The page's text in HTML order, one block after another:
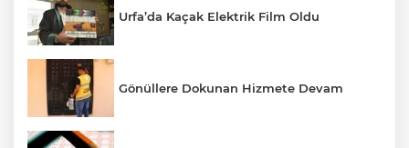
Urfa’da Kaçak Elektrik Film Oldu
Gönüllere Dokunan Hizmete Devam